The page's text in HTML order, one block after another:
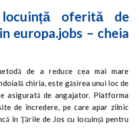
oferită de
europa.jobs – cheia
de a reduce cea mai mare
chiria, este găsirea unui loc de
asigurată de angajator. Platforma
de încredere, pe care apar zilnic
în Țările de Jos cu locuință pentru